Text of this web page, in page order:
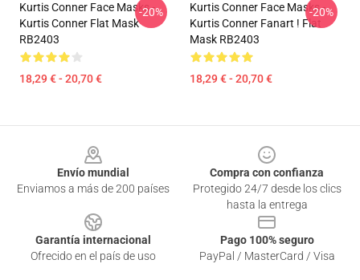
Kurtis Conner Face Masks -
Kurtis Conner Flat Mask
RB2403
18,29 € - 20,70 €
-20%
Kurtis Conner Face Masks -
Kurtis Conner Fanart ! Flat
Mask RB2403
18,29 € - 20,70 €
-20%
Envío mundial
Enviamos a más de 200 países
Compra con confianza
Protegido 24/7 desde los clics
hasta la entrega
Garantía internacional
Ofrecido en el país de uso
Pago 100% seguro
PayPal / MasterCard / Visa